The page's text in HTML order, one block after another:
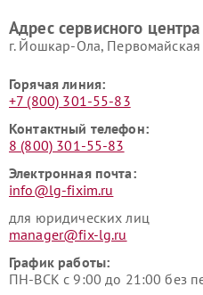
Адрес сервисного центра
г. Йошкар-Ола, Первомайская
Горячая линия:
+7 (800) 301-55-83
Контактный телефон:
8 (800) 301-55-83
Электронная почта:
info@lg-fixim.ru
для юридических лиц
manager@fix-lg.ru
График работы:
ПН-ВСК с 9:00 до 21:00 без